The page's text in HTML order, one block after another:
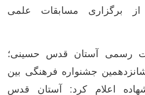
از برگزاری مسابقات علمی
رسمی آستان قدس حسینی؛
جشنواره فرهنگی بین
اعلام کرد: آستان قدس